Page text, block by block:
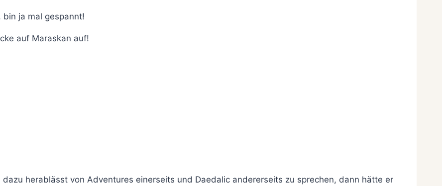
ja mal gespannt!
auf Maraskan auf!
herablässt von Adventures einerseits und Daedalic andererseits zu sprechen, dann hätte er